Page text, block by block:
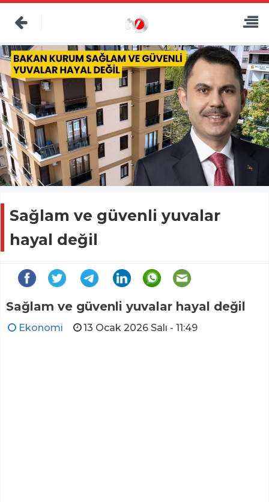
Sağlam ve güvenli yuvalar
hayal değil
Sağlam ve güvenli yuvalar hayal değil
Ekonomi 13 Ocak 2026 Salı - 11:49